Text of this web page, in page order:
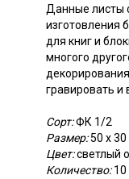
Данные листы
изготовления
для книг и
многого
гравировать и
Сорт:ФК 1/2
Размер:50 х 30
Цвет:светлый
Количество:10